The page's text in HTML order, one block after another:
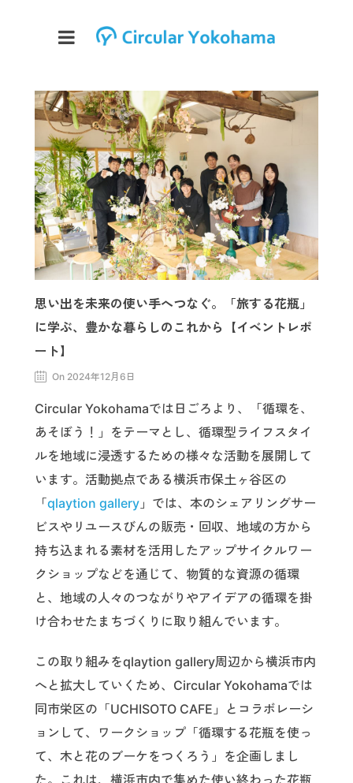
思い出を未来の使い手へつなぐ。「旅する花瓶」
に学ぶ、豊かな暮らしのこれから【イベントレポ
ート】
On 2024年12月6日
Circular Yokohamaでは日ごろより、「循環を、
あそぼう！」をテーマとし、循環型ライフスタイ
ルを地域に浸透するための様々な活動を展開して
います。活動拠点である横浜市保土ヶ谷区の
「qlaytion gallery 」では、本のシェアリングサー
ビスやリユースびんの販売・回収、地域の方から
持ち込まれる素材を活用したアップサイクルワー
クショップなどを通じて、物質的な資源の循環
と、地域の人々のつながりやアイデアの循環を掛
け合わせたまちづくりに取り組んでいます。
この取り組みをqlaytion gallery周辺から横浜市内
へと拡大していくため、Circular Yokohamaでは
同市栄区の「UCHISOTO CAFE」とコラボレーシ
ョンして、ワークショップ「循環する花瓶を使っ
て、木と花のブーケをつくろう」を企画しまし